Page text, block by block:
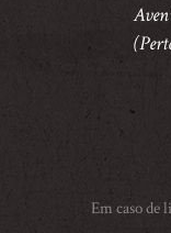
Em caso